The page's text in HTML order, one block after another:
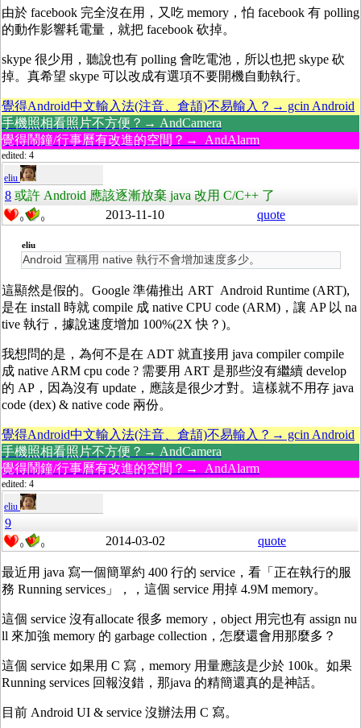
由於 facebook 完全沒在用，又吃 memory，怕 facebook 有 polling
的動作影響耗電量，就把 facebook 砍掉。
skype 很少用，聽說也有 polling 會吃電池，所以也把 skype 砍
掉。真希望 skype 可以改成有選項不要開機自動執行。
覺得Android中文輸入法(注音、倉頡)不易輸入？→ gcin Android
手機照相看照片不方便？→ AndCamera
覺得鬧鐘/行事曆有改進的空間？→ AndAlarm
edited: 4
eliu
8 或許 Android 應該逐漸放棄 java 改用 C/C++ 了
0 0 2013-11-10 quote
eliu
Android 宣稱用 native 執行不會增加速度多少。
這顯然是假的。Google 準備推出 ART Android Runtime (ART),
是在 install 時就 compile 成 native CPU code (ARM)，讓 AP 以 na
tive 執行，據說速度增加 100%(2X 快？)。
我想問的是，為何不是在 ADT 就直接用 java compiler compile
成 native ARM cpu code ? 需要用 ART 是那些沒有繼續 develop
的 AP，因為沒有 update，應該是很少才對。這樣就不用存 java
code (dex) & native code 兩份。
覺得Android中文輸入法(注音、倉頡)不易輸入？→ gcin Android
手機照相看照片不方便？→ AndCamera
覺得鬧鐘/行事曆有改進的空間？→ AndAlarm
edited: 4
eliu
9
0 0 2014-03-02 quote
最近用 java 寫一個簡單約 400 行的 service，看「正在執行的服
務 Running services」，，這個 service 用掉 4.9M memory。
這個 service 沒有allocate 很多 memory，object 用完也有 assign nu
ll 來加強 memory 的 garbage collection，怎麼還會用那麼多？
這個 service 如果用 C 寫，memory 用量應該是少於 100k。如果
Running services 回報沒錯，那java 的精簡還真的是神話。
目前 Android UI & service 沒辦法用 C 寫。